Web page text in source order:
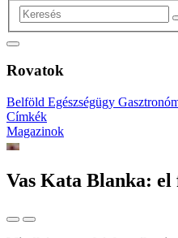
Rovatok
Belföld Egészségügy
Címkék
Magazinok
Vas Kata Blanka: el